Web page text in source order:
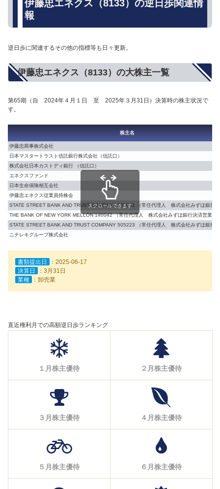
伊藤忠エネクス（8133）の逆日歩関連情
報
逆日歩に関連するその他の指標等も日々更新。
伊藤忠エネクス（8133）の大株主一覧
第65期（自 2024年４月１日 至 2025年３月31日）決算時の株主状況で
す。
株主名
伊藤忠商事株式会社
日本マスタートラスト信託銀行株式会社（信託口）
株式会社日本カストディ銀行 （信託口）
エネクスファンド
日本生命保険相互会社
伊藤忠エネクス従業員持株会
STATE STREET BANK AND TRUST COMPANY 505001 （常任代理人 株式会社みずほ銀行
THE BANK OF NEW YORK MELLON 140042 （常任代理人 株式会社みずほ銀行決済営業部
STATE STREET BANK AND TRUST COMPANY 505223 （常任代理人 株式会社みずほ銀行
ニチレキグループ株式会社
スクロールできます
書類提出日
：2025-06-17
決算日
：3月31日
業種
：卸売業
直近権利月での高額逆日歩ランキング
１月株主優待 ２月株主優待
３月株主優待 ４月株主優待
５月株主優待 ６月株主優待